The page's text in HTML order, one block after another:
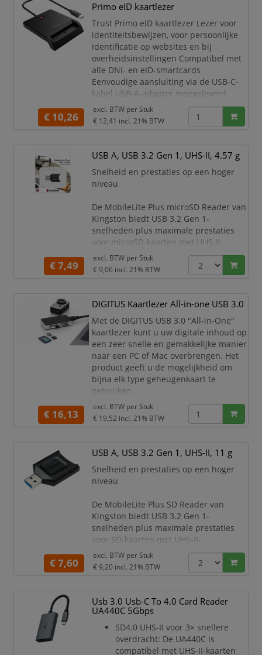
Compatibele geheugenkaarten
SD
Intern Nee
Prestatie
Compatibele geheugenkaarten
SD
Intern Nee
Kle
Primo eID kaartlezer
Trust Primo eID kaartlezer Lezer voor
identiteitsbewijzen, voor persoonlijke
identificatie op websites en bij
overheidsinstellingen Compatibel met
alle DNI- en eID-smartcards
Eenvoudige aansluiting via de USB-C-
kabel USB-A-adapter meegeleverd
Kleur: zwart
€ 10,26
excl. BTW per Stuk
€ 12,41 incl. 21% BTW
USB A, USB 3.2 Gen 1, UHS-II, 4.57 g
Snelheid en prestaties op een hoger
niveau
De MobileLite Plus microSD Reader van
Kingston biedt USB 3.2 Gen 1-
snelheden plus maximale prestaties
voor microSD-kaarten met UHS-II-
ondersteuning en achterwaartse
compatibiliteit voor microSD-kaarten
met UHS-I-ondersteuning. Gebruik
UHS-II-ondersteuning voor optimale
efficiënter met ongelooflijke UHS-II-
snelheden voor snellere bestands
€ 7,49
excl. BTW per Stuk
€ 9,06 incl. 21% BTW
DIGITUS Kaartlezer All-in-one USB 3.0
Met de DIGITUS USB 3.0 "All-in-One"
kaartlezer kunt u uw digitale inhoud op
een zeer snelle en gemakkelijke manier
naar een PC of Mac overbrengen. Het
product geeft u de mogelijkheid om
bijna elk type geheugenkaart te
gebruiken.
Voldoet aan USB 3.0-specificatie,
neerwaarts compatibel met USB
gegevensoverdrachtssnelheid:
supersnelle (5 Gbps) / hoge
snelheid (480 Mbps) / volledige
snelheid (12 Mbps) / lage sne
€ 16,13
excl. BTW per Stuk
€ 19,52 incl. 21% BTW
USB A, USB 3.2 Gen 1, UHS-II, 11 g
Snelheid en prestaties op een hoger
niveau
De MobileLite Plus SD Reader van
Kingston biedt USB 3.2 Gen 1-
snelheden plus maximale prestaties
voor SD-kaarten met UHS-II-
ondersteuning en achterwaartse
compatibiliteit voor SD-kaarten met
UHS-I-ondersteuning. Gebruik SD-
ondersteuning voor optimale prestaties
en betrouwbaarheid. Werk efficiënter
met ongelooflijke UHS-II-snelheden
voor snellere bestandsoverdrachten en
€ 7,60
excl. BTW per Stuk
€ 9,20 incl. 21% BTW
Usb 3.0 Usb-C To 4.0 Card Reader
UA440C 5Gbps
SD4.0 UHS-II voor 3× snellere
overdracht: De UA440C is
compatibel met UHS-II-kaarten